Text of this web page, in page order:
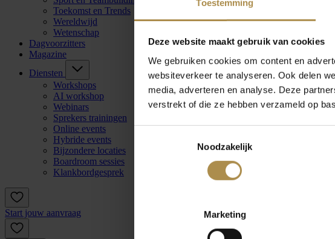
Toestemming
Deze website maakt gebruik van cookies
We gebruiken cookies om content en
websiteverkeer te analyseren. Ook delen
media, adverteren en analyse. Deze
verstrekt of die ze hebben verzameld op
Noodzakelijk
Marketing
Toekomst en Trends
Wereldwijd
Wetenschap
Dagvoorzitters
Magazine
Diensten
Workshops
AI workshop
Webinars
Sprekers trainingen
Online events
Hybride events
Bijzondere locaties
Boardroom sessies
Klankbordgesprek
Start jouw aanvraag